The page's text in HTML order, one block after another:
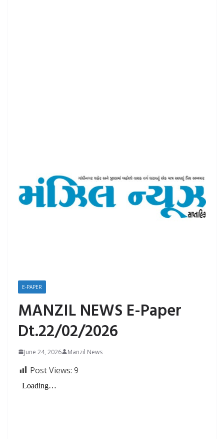
E-PAPER
MANZIL NEWS E-Paper
Dt.22/02/2026
June 24, 2026 Manzil News
Post Views: 9